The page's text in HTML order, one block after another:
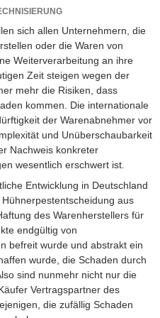
anzugleichen. Konkrete
wöchentliche
Alternativ könnten die
ohne gleichzeitig die
Beide Ansätze
von Mitarbeitern. Und sie
zum Beispiel wenn es in
scheinen nicht alle
Wandel zu sein. Klar ist aber:
beim Arbeitszeitgesetz
zu gerecht zu werden.
– möglich für Gründer?
werden von Gründern
Doch es gibt auch ganz
von jungen Unternehmen
Sechsstundentag: Menschen,
produktiver und gleichzeitig
Das zeigen zahlreiche
Geschäftsbedingungen im
zulässig ist. Hier lohnt
ist es für den Einkäufer,
den gesetzlich vorgesehenen
auf drei Jahre verlängert
sich beim regelmäßigen
sehr gut verhandelter
für den Einkäufer ungünstige
Lieferanten oder
sich allen Unternehmern, die
oder die Waren von
Weiterverarbeitung an ihre
Zeit steigen wegen der
mehr die Risiken, dass
kommen. Die internationale
der Warenabnehmer vor
und Unüberschaubarkeit
Nachweis konkreter
wesentlich erschwert ist.
Entwicklung in Deutschland
aus
des Warenherstellers für
endgültig von
befreit wurde und abstrakt ein
wurde, die Schaden durch
sind nunmehr nicht nur die
Vertragspartner des
die zufällig Schaden